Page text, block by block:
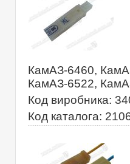
КамАЗ-6460,
КамАЗ-6522,
Код виробника:
Код каталога: